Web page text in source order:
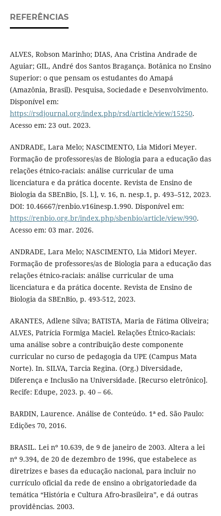
REFERÊNCIAS
ALVES, Robson Marinho; DIAS, Ana Cristina Andrade de
Aguiar; GIL, André dos Santos Bragança. Botânica no Ensino
Superior: o que pensam os estudantes do Amapá
(Amazônia, Brasil). Pesquisa, Sociedade e Desenvolvimento.
Disponível em:
https://rsdjournal.org/index.php/rsd/article/view/15250.
Acesso em: 23 out. 2023.
ANDRADE, Lara Melo; NASCIMENTO, Lia Midori Meyer.
Formação de professores/as de Biologia para a educação das
relações étnico-raciais: análise curricular de uma
licenciatura e da prática docente. Revista de Ensino de
Biologia da SBEnBio, [S. l.], v. 16, n. nesp.1, p. 493–512, 2023.
DOI: 10.46667/renbio.v16inesp.1.990. Disponível em:
https://renbio.org.br/index.php/sbenbio/article/view/990.
Acesso em: 03 mar. 2026.
ANDRADE, Lara Melo; NASCIMENTO, Lia Midori Meyer.
Formação de professores/as de Biologia para a educação das
relações étnico-raciais: análise curricular de uma
licenciatura e da prática docente. Revista de Ensino de
Biologia da SBEnBio, p. 493-512, 2023.
ARANTES, Adlene Silva; BATISTA, Maria de Fátima Oliveira;
ALVES, Patrícia Formiga Maciel. Relações Étnico-Raciais:
uma análise sobre a contribuição deste componente
curricular no curso de pedagogia da UPE (Campus Mata
Norte). In. SILVA, Tarcia Regina. (Org.) Diversidade,
Diferença e Inclusão na Universidade. [Recurso eletrônico].
Recife: Edupe, 2023. p. 40 – 66.
BARDIN, Laurence. Análise de Conteúdo. 1ª ed. São Paulo:
Edições 70, 2016.
BRASIL. Lei nº 10.639, de 9 de janeiro de 2003. Altera a lei
nº 9.394, de 20 de dezembro de 1996, que estabelece as
diretrizes e bases da educação nacional, para incluir no
currículo oficial da rede de ensino a obrigatoriedade da
temática “História e Cultura Afro-brasileira”, e dá outras
providências. 2003.